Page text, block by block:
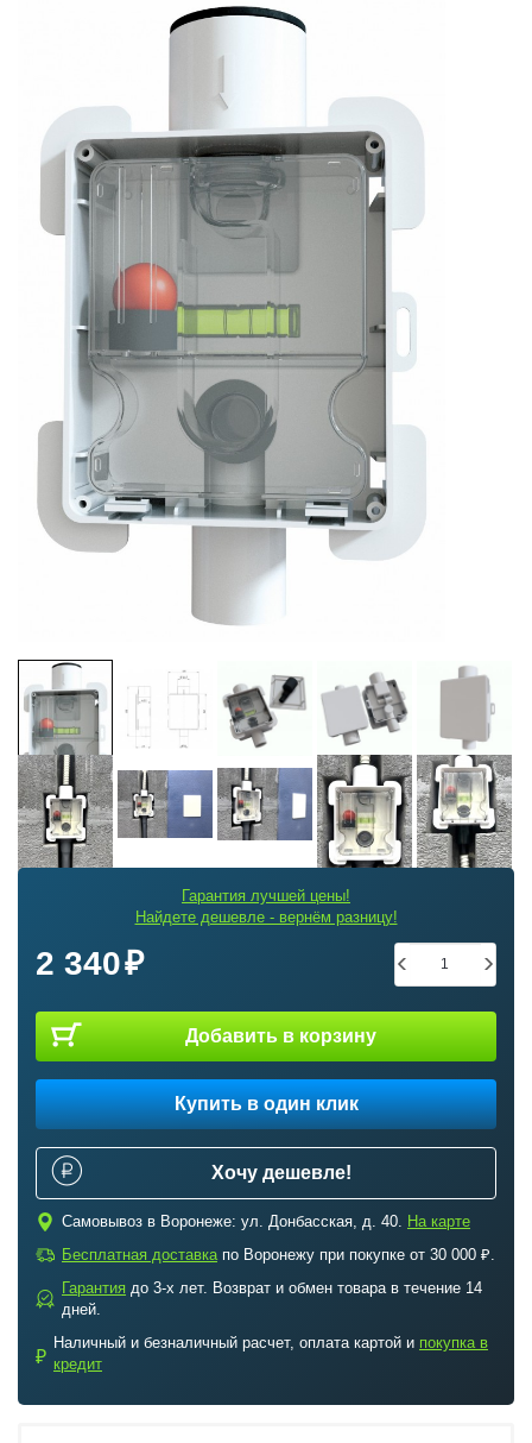
Гарантия лучшей цены!
Найдете дешевле - вернём разницу!
2 340
Добавить в корзину
Купить в один клик
Хочу дешевле!
c Самовывоз в Воронеже: ул. Донбасская, д. 40. На карте
a Бесплатная доставкапо Воронежу при покупке от 30 000 ₽.
b
Гарантия до 3-х лет. Возврат и обмен товара в течение 14
дней.
₽
Наличный и безналичный расчет, оплата картой и покупка в
кредит